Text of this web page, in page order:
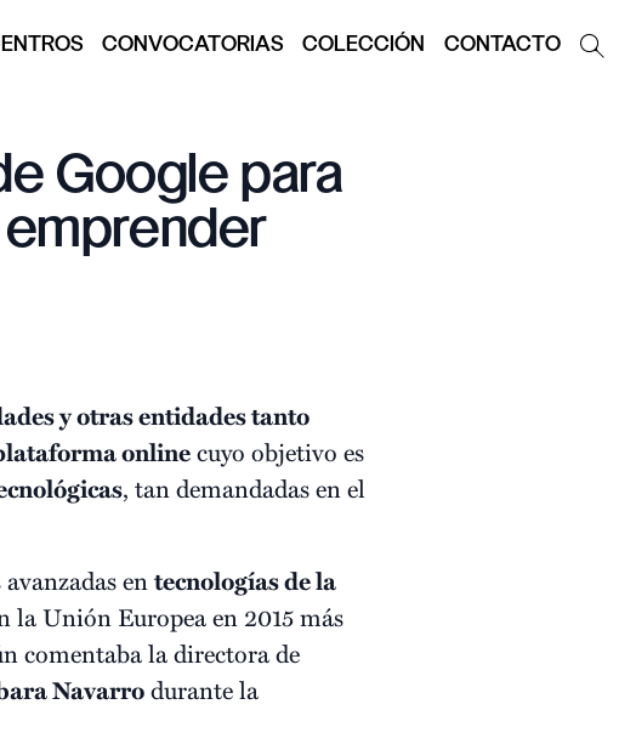
CONVOCATORIAS COLECCIÓN CONTACTO
Google para
y otras entidades tanto
onlinecuyo objetivo es
, tan demandadas en el
entecnologías de la
la Unión Europea en 2015 más
comentaba la directora de
Navarrodurante la